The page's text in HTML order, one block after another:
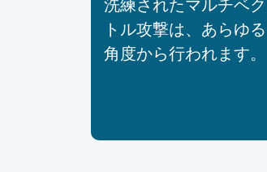
洗練されたマルチベク
トル攻撃は、あらゆる
角度から行われます。